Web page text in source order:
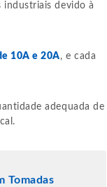
industriais devido à
10A e 20A, e cada
adequada de
Tomadas